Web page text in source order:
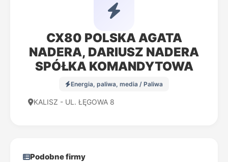
CX80 POLSKA AGATA
NADERA, DARIUSZ NADERA
SPÓŁKA KOMANDYTOWA
Energia, paliwa, media / Paliwa
KALISZ - UL. ŁĘGOWA 8
Podobne firmy